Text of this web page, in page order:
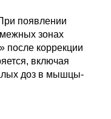
появлении
зонах
после коррекции
включая
доз в мышцы-